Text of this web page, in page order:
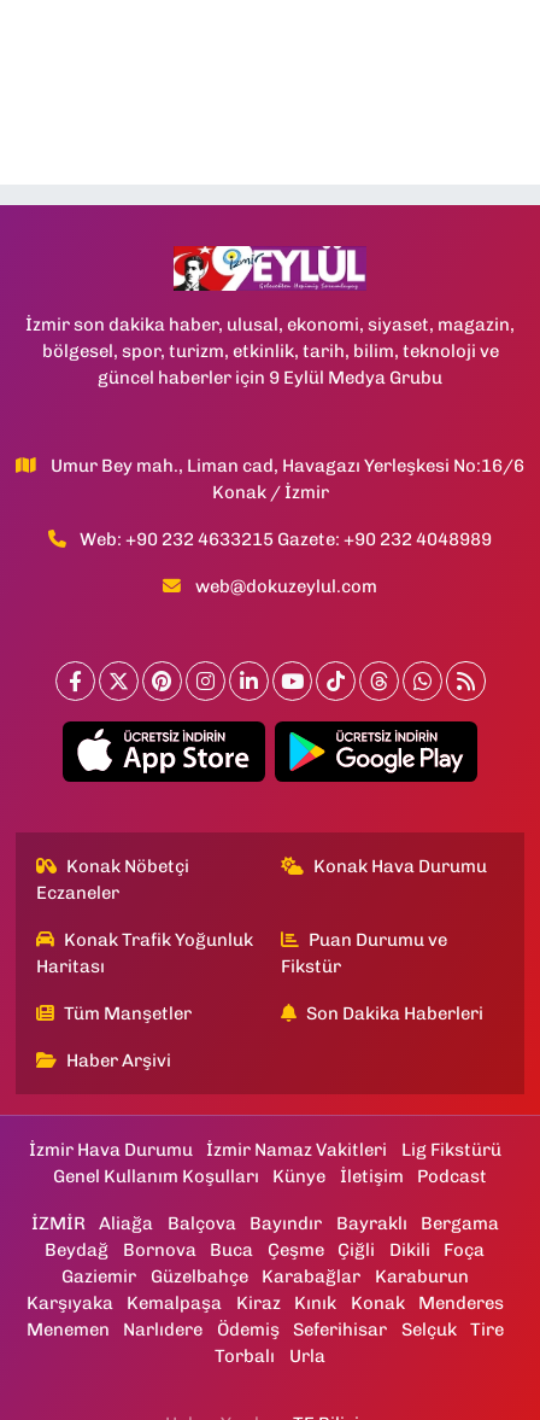
İzmir son dakika haber, ulusal, ekonomi, siyaset, magazin,
bölgesel, spor, turizm, etkinlik, tarih, bilim, teknoloji ve
güncel haberler için 9 Eylül Medya Grubu
Umur Bey mah., Liman cad, Havagazı Yerleşkesi No:16/6
Konak / İzmir
Web: +90 232 4633215 Gazete: +90 232 4048989
web@dokuzeylul.com
Konak Nöbetçi
Eczaneler
Konak Hava Durumu
Konak Trafik Yoğunluk
Haritası
Puan Durumu ve
Fikstür
Tüm Manşetler Son Dakika Haberleri
Haber Arşivi
İzmir Hava Durumu İzmir Namaz Vakitleri
Lig Fikstürü
Genel Kullanım Koşulları
Künye İletişim Podcast
İZMİR Aliağa Balçova Bayındır Bayraklı
Bergama
Beydağ
Bornova Buca Çeşme Çiğli Dikili
Foça
Gaziemir
Güzelbahçe Karabağlar
Karaburun
Karşıyaka
Kemalpaşa Kiraz Kınık Konak
Menderes
Menemen
Narlıdere Ödemiş Seferihisar Selçuk
Tire
Torbalı
Urla